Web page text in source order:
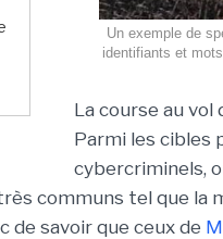
Un exemple de
identifiants et
La course au
Parmi les cibles
cybercriminels,
communs tel que la
de savoir que ceux de